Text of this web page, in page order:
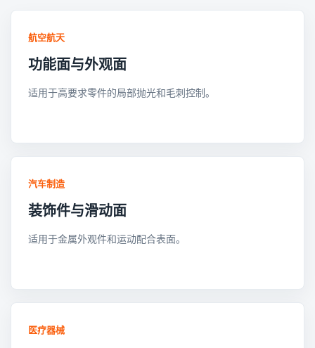
航空航天
功能面与外观面
适用于高要求零件的局部抛光和毛刺控制。
汽车制造
装饰件与滑动面
适用于金属外观件和运动配合表面。
医疗器械